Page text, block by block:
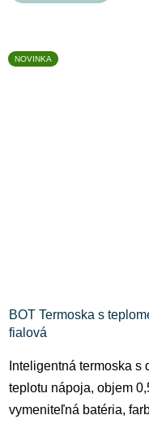
NOVINKA
BOT Termoska s
fialová
Inteligentná termoska
teplotu nápoja, objem
vymeniteľná batéria,